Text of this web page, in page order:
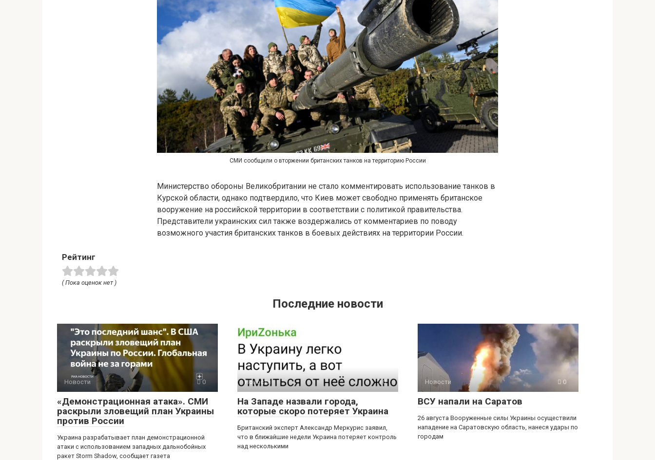
СМИ сообщили о вторжении британских танков на территорию России
Министерство обороны Великобритании не стало комментировать использование танков в
Курской области, однако подтвердило, что Киев может свободно применять британское
вооружение на российской территории в соответствии с политикой правительства.
Представители украинских сил также воздержались от комментариев по поводу
возможного участия британских танков в боевых действиях на территории России.
Рейтинг
( Пока оценок нет )
Последние новости
Новости 0
«Демонстрационная атака». СМИ
раскрыли зловещий план Украины
против России
Украина разрабатывает план демонстрационной
атаки с использованием западных дальнобойных
ракет Storm Shadow, сообщает газета
Новости 0
На Западе назвали города,
которые скоро потеряет Украина
Британский эксперт Александр Меркурис заявил,
что в ближайшие недели Украина потеряет контроль
над несколькими
Новости 0
ВСУ напали на Саратов
26 августа Вооруженные силы Украины осуществили
нападение на Саратовскую область, нанеся удары по
городам